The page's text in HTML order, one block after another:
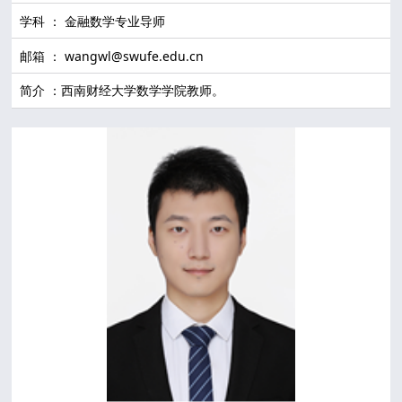
学科 ： 金融数学专业导师
邮箱 ： wangwl@swufe.edu.cn
简介 ：西南财经大学数学学院教师。